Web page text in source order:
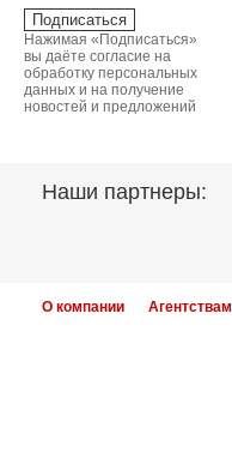
Нажимая «Подписаться»
вы даёте согласие на
обработку персональных
данных и на получение
новостей и предложений
Наши партнеры:
О компании Агентствам